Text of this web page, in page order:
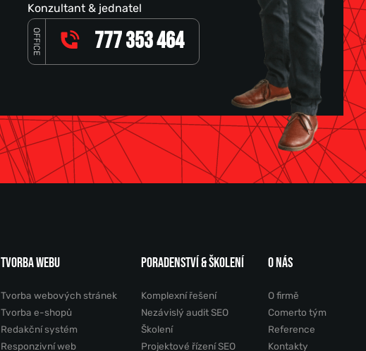
Konzultant & jednatel
OFFICE 777 353 464
TVORBA WEBU
Tvorba webových stránek
Tvorba e-shopů
Redakční systém
Responzivní web
PORADENSTVÍ & ŠKOLENÍ
Komplexní řešení
Nezávislý audit SEO
Školení
Projektové řízení SEO
O NÁS
O firmě
Comerto tým
Reference
Kontakty